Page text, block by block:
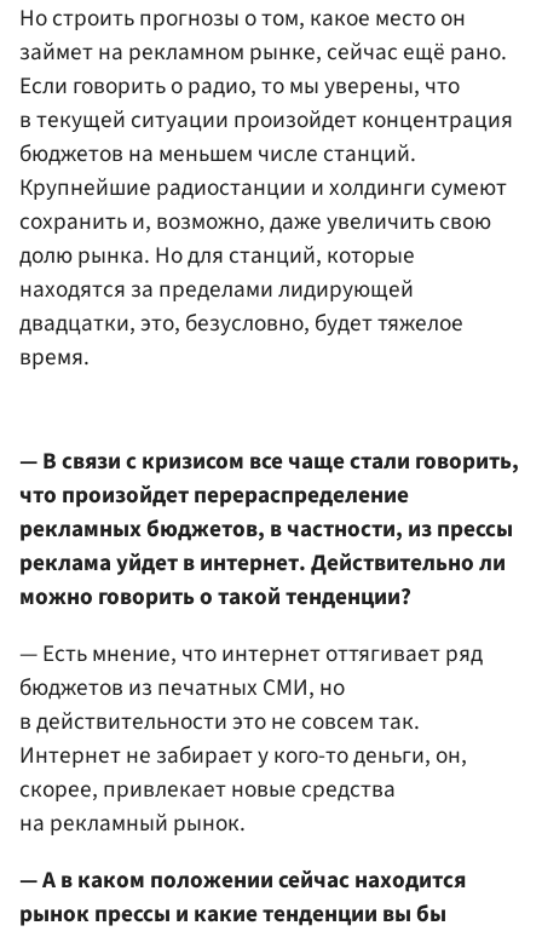
Но строить прогнозы о том, какое место он
займет на рекламном рынке, сейчас ещё рано.
Если говорить о радио, то мы уверены, что
в текущей ситуации произойдет концентрация
бюджетов на меньшем числе станций.
Крупнейшие радиостанции и холдинги сумеют
сохранить и, возможно, даже увеличить свою
долю рынка. Но для станций, которые
находятся за пределами лидирующей
двадцатки, это, безусловно, будет тяжелое
время.
— В связи с кризисом все чаще стали говорить,
что произойдет перераспределение
рекламных бюджетов, в частности, из прессы
реклама уйдет в интернет. Действительно ли
можно говорить о такой тенденции?
— Есть мнение, что интернет оттягивает ряд
бюджетов из печатных СМИ, но
в действительности это не совсем так.
Интернет не забирает у кого-то деньги, он,
скорее, привлекает новые средства
на рекламный рынок.
— А в каком положении сейчас находится
рынок прессы и какие тенденции вы бы